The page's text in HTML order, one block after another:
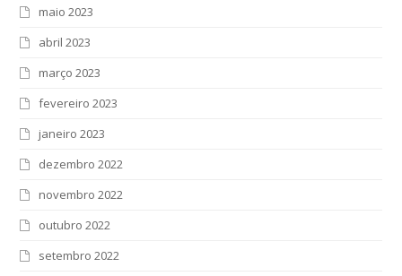
maio 2023
abril 2023
março 2023
fevereiro 2023
janeiro 2023
dezembro 2022
novembro 2022
outubro 2022
setembro 2022